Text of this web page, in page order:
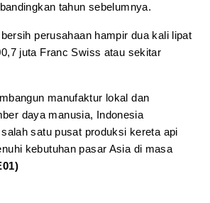
tahun sebelumnya.
perusahaan hampir dua kali lipat
juta Franc Swiss atau sekitar
manufaktur lokal dan
daya manusia, Indonesia
satu pusat produksi kereta api
kebutuhan pasar Asia di masa